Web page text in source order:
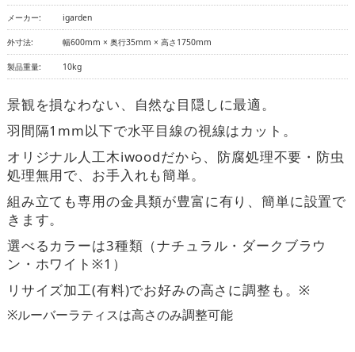
メーカー: igarden
外寸法: 幅600mm × 奥行35mm × 高さ1750mm
製品重量: 10kg
景観を損なわない、自然な目隠しに最適。
羽間隔1mm以下で水平目線の視線はカット。
オリジナル人工木iwoodだから、防腐処理不要・防虫
処理無用で、お手入れも簡単。
組み立ても専用の金具類が豊富に有り、簡単に設置で
きます。
選べるカラーは3種類（ナチュラル・ダークブラウ
ン・ホワイト※1）
リサイズ加工(有料)でお好みの高さに調整も。※
※ルーバーラティスは高さのみ調整可能